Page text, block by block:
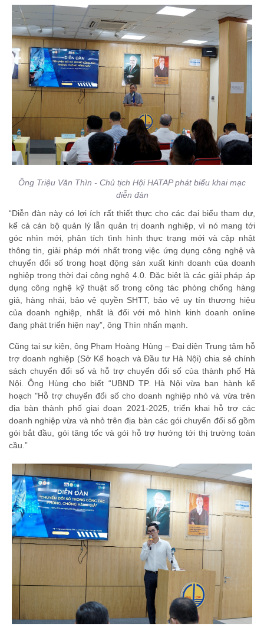
Ông Triệu Văn Thìn - Chủ tịch Hội HATAP phát biểu khai mạc
diễn đàn
“Diễn đàn này có lợi ích rất thiết thực cho các đại biểu tham dự,
kể cả cán bộ quản lý lẫn quản trị doanh nghiệp, vì nó mang tới
góc nhìn mới, phân tích tình hình thực trạng mới và cập nhật
thông tin, giải pháp mới nhất trong việc ứng dụng công nghệ và
chuyển đổi số trong hoạt động sản xuất kinh doanh của doanh
nghiệp trong thời đại công nghệ 4.0. Đặc biệt là các giải pháp áp
dụng công nghệ kỹ thuật số trong công tác phòng chống hàng
giả, hàng nhái, bảo vệ quyền SHTT, bảo vệ uy tín thương hiệu
của doanh nghiệp, nhất là đối với mô hình kinh doanh online
đang phát triển hiện nay”, ông Thìn nhấn mạnh.
Cũng tại sự kiện, ông Phạm Hoàng Hùng – Đại diện Trung tâm hỗ
trợ doanh nghiệp (Sở Kế hoạch và Đầu tư Hà Nội) chia sẻ chính
sách chuyển đổi số và hỗ trợ chuyển đổi số của thành phố Hà
Nội. Ông Hùng cho biết “UBND TP. Hà Nội vừa ban hành kế
hoạch "Hỗ trợ chuyển đổi số cho doanh nghiệp nhỏ và vừa trên
địa bàn thành phố giai đoạn 2021-2025, triển khai hỗ trợ các
doanh nghiệp vừa và nhỏ trên địa bàn các gói chuyển đổi số gồm
gói bắt đầu, gói tăng tốc và gói hỗ trợ hướng tới thị trường toàn
cầu.”